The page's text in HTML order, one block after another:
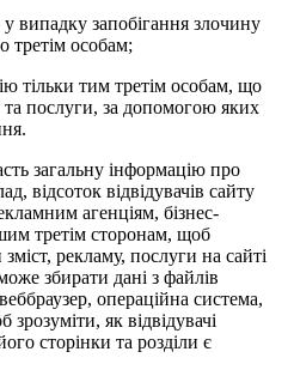
випадку запобігання злочину
третім особам;
тільки тим третім особам, що
та послуги, за допомогою яких
загальну інформацію про
відсоток відвідувачів сайту
агенціям, бізнес-
третім сторонам, щоб
рекламу, послуги на сайті
збирати дані з файлів
операційна система,
як відвідувачі
сторінки та розділи є